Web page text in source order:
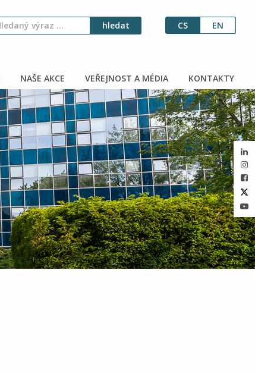
CS EN
NAŠE AKCE VEŘEJNOST A MÉDIA KONTAKTY